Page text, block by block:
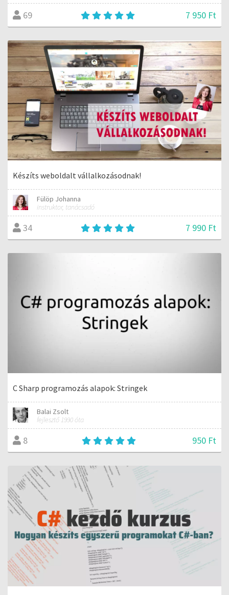
69 7 950 Ft
Készíts weboldalt vállalkozásodnak!
Fülöp Johanna
instruktor, tanácsadó
34 7 990 Ft
C Sharp programozás alapok: Stringek
Balai Zsolt
fejlesztő 1990 óta
8 950 Ft